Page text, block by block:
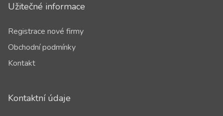
Užitečné informace
Registrace nové firmy
Obchodní podmínky
Kontakt
Kontaktní údaje